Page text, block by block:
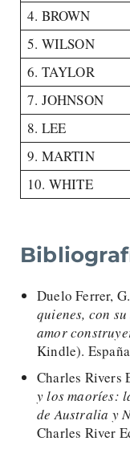
4. BROWN
5. WILSON
6. TAYLOR
7. JOHNSON
8. LEE
9. MARTIN
10. WHITE
Duelo Ferrer, G.
quienes, con
amor
Kindle).
Charles Rivers
y los maoríes:
de Australia y
Charles River